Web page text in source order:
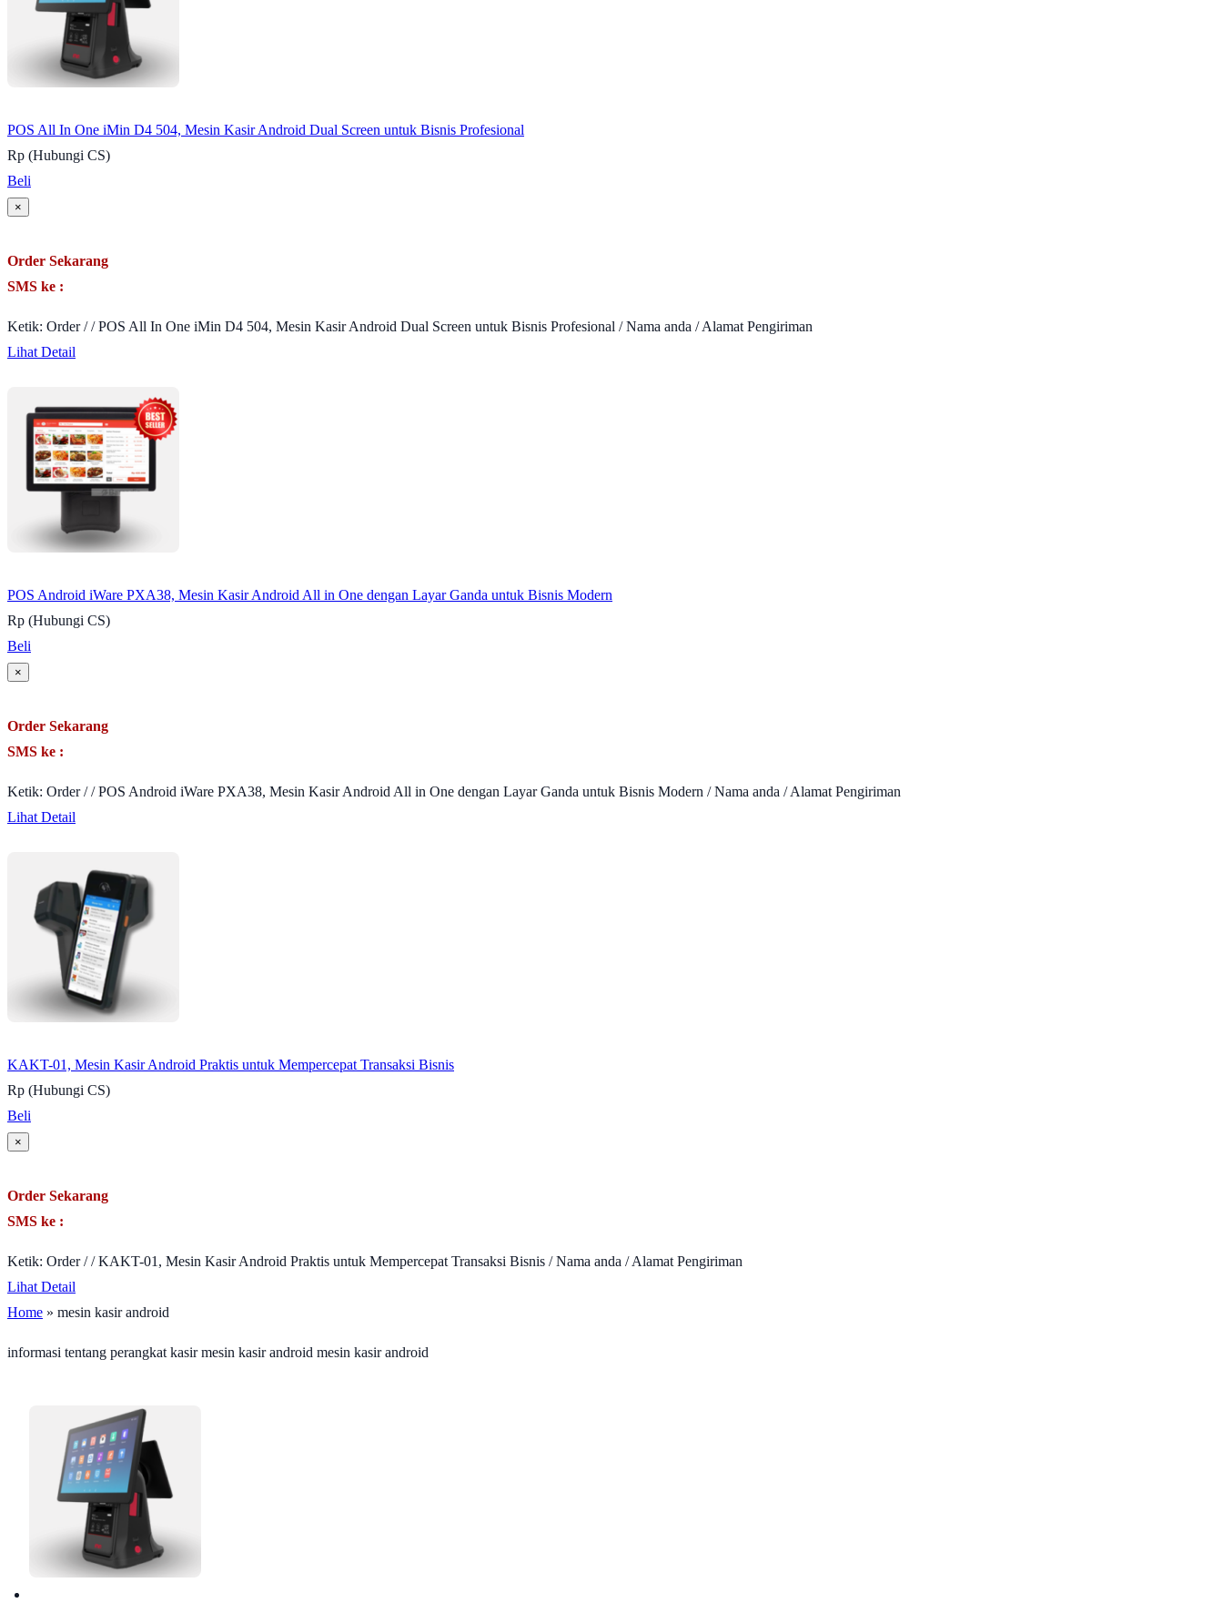
POS All In One iMin D4 504, Mesin Kasir Android Dual Screen untuk Bisnis Profesional
Rp (Hubungi CS)
Beli
×
Order Sekarang
SMS ke :
Ketik: Order / / POS All In One iMin D4 504, Mesin Kasir Android Dual Screen untuk Bisnis Profesional / Nama anda / Alamat Pengiriman
Lihat Detail
POS Android iWare PXA38, Mesin Kasir Android All in One dengan Layar Ganda untuk Bisnis Modern
Rp (Hubungi CS)
Beli
×
Order Sekarang
SMS ke :
Ketik: Order / / POS Android iWare PXA38, Mesin Kasir Android All in One dengan Layar Ganda untuk Bisnis Modern / Nama anda / Alamat Pengiriman
Lihat Detail
KAKT-01, Mesin Kasir Android Praktis untuk Mempercepat Transaksi Bisnis
Rp (Hubungi CS)
Beli
×
Order Sekarang
SMS ke :
Ketik: Order / / KAKT-01, Mesin Kasir Android Praktis untuk Mempercepat Transaksi Bisnis / Nama anda / Alamat Pengiriman
Lihat Detail
Home » mesin kasir android
informasi tentang perangkat kasir mesin kasir android mesin kasir android